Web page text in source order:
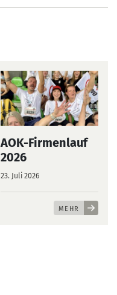
AOK-Firmenlauf
2026
23. Juli 2026
MEHR